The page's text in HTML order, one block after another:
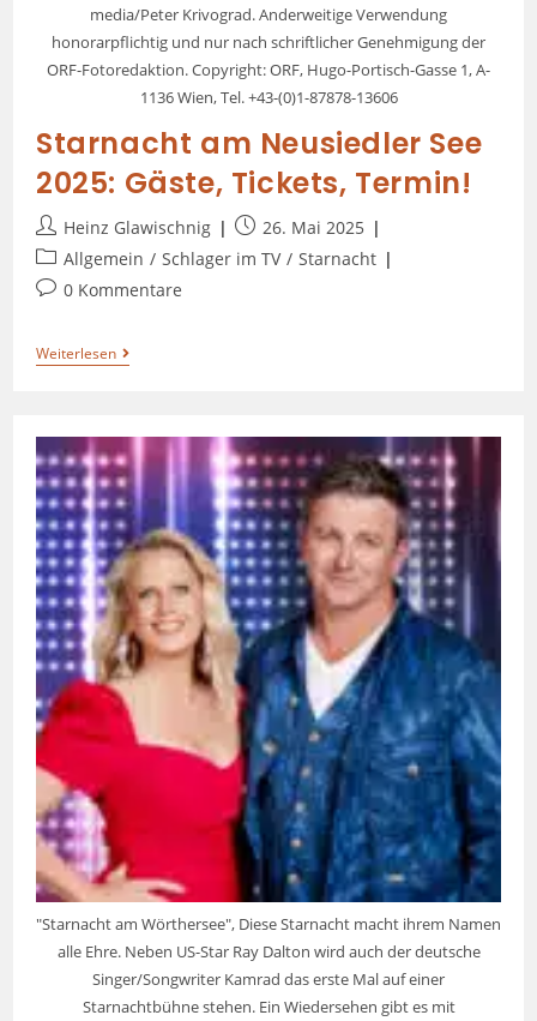
media/Peter Krivograd. Anderweitige Verwendung
honorarpflichtig und nur nach schriftlicher Genehmigung der
ORF-Fotoredaktion. Copyright: ORF, Hugo-Portisch-Gasse 1, A-
1136 Wien, Tel. +43-(0)1-87878-13606
Starnacht am Neusiedler See
2025: Gäste, Tickets, Termin!
Heinz Glawischnig
26. Mai 2025
Allgemein / Schlager im TV / Starnacht
0 Kommentare
Weiterlesen
"Starnacht am Wörthersee", Diese Starnacht macht ihrem Namen
alle Ehre. Neben US-Star Ray Dalton wird auch der deutsche
Singer/Songwriter Kamrad das erste Mal auf einer
Starnachtbühne stehen. Ein Wiedersehen gibt es mit